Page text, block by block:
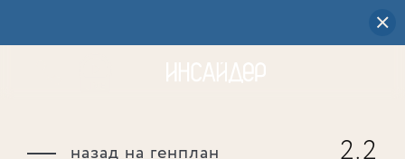
назад на генплан